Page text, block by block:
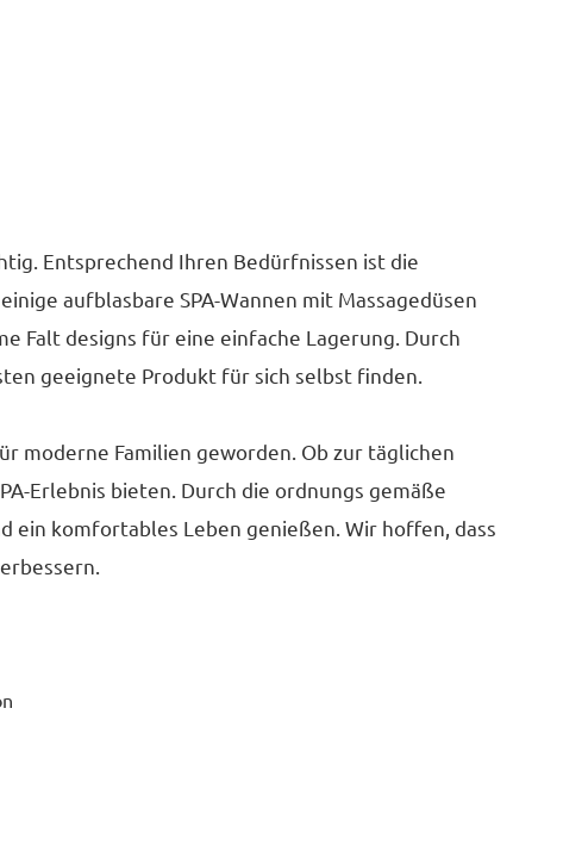
Entsprechend Ihren Bedürfnissen ist die
aufblasbare SPA-Wannen mit Massagedüsen
Falt designs für eine einfache Lagerung. Durch
geeignete Produkt für sich selbst finden.
moderne Familien geworden. Ob zur täglichen
Erlebnis bieten. Durch die ordnungs gemäße
ein komfortables Leben genießen. Wir hoffen, dass